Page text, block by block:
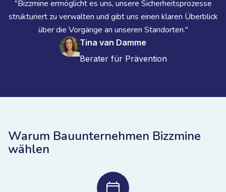
"Bizzmine ermöglicht es uns, unsere Sicherheitsprozesse
strukturiert zu verwalten und gibt uns einen klaren Überblick
über die Vorgänge an unseren Standorten."
Tina van Damme
Berater für Prävention
Warum Bauunternehmen Bizzmine
wählen